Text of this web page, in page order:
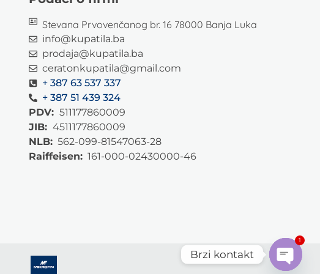
Stevana Prvovenčanog br. 16 78000 Banja Luka
info@kupatila.ba
prodaja@kupatila.ba
ceratonkupatila@gmail.com
+ 387 63 537 337
+ 387 51 439 324
PDV: 511177860009
JIB: 4511177860009
NLB:562-099-81547063-28
Raiffeisen:161-000-02430000-46
Brzi kontakt
1